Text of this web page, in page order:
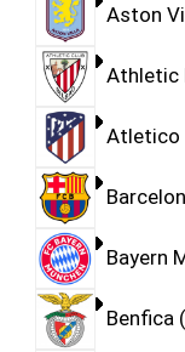
Aston
Athletic
Atletico
Bayern
Benfica